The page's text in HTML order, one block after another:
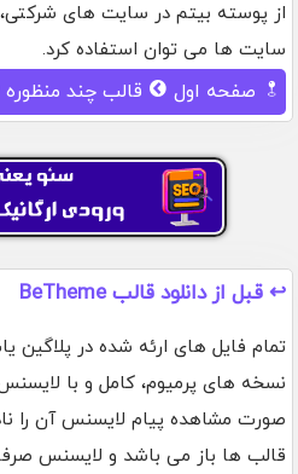
از پوسته بیتم در سایت های
سایت ها می توان استفاده کرد.
صفحه اول قالب چند منظوره
↩️ قبل از دانلود قالب BeTheme
نسخه های پرمیوم، کامل و با
صورت مشاهده پیام لایسنس آن را
قالب ها باز می باشد و لایسنس